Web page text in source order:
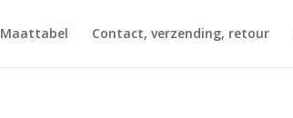
Maattabel Contact, verzending, retour